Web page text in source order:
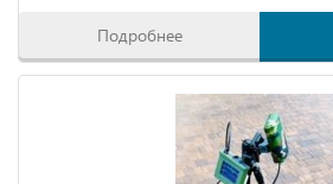
Подробнее